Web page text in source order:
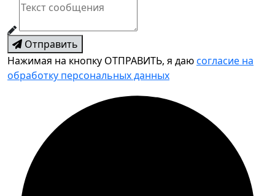
Отправить
Нажимая на кнопку ОТПРАВИТЬ, я даюсогласие на
обработку персональных данных